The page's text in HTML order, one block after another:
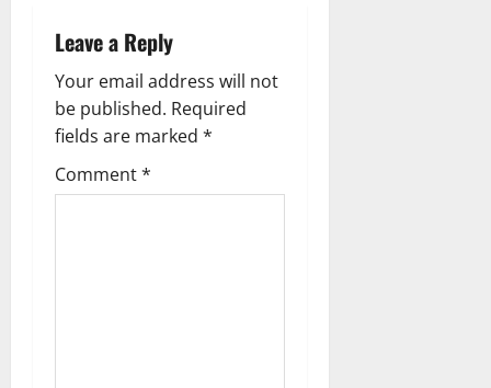
g
a
t
i
Leave a Reply
Your email address will not
be published. Required
fields are marked *
Comment*